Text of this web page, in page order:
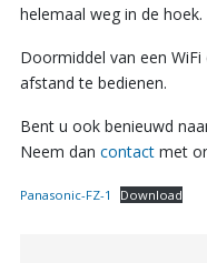
helemaal weg in de hoek.
Doormiddel van een
afstand te bedienen.
Bent u ook benieuwd
Neem dan contact met
Panasonic-FZ-1 Download